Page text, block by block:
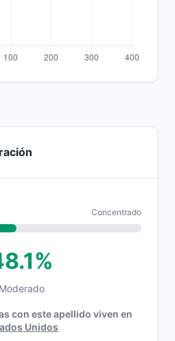
Concentrado
Moderado
con este apellido viven en
Unidos